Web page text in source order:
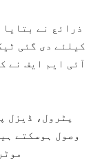
ذرائع نے
کیلئے دی گئی
آئی ایم ایف نے
وصول ہوسکتے